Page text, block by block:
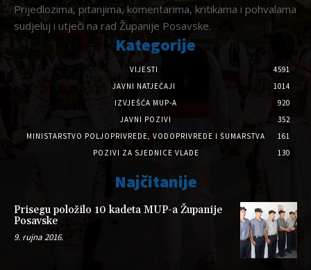
Prijedlozima, pitanjima, komentarima, kritikama i pohvalama
sudjeluj i utječi na rad Županije Posavske.
Kategorije
VIJESTI
4591
JAVNI NATJEČAJI
1014
IZVJEŠĆA MUP-A
920
JAVNI POZIVI
352
MINISTARSTVO POLJOPRIVREDE, VODOPRIVREDE I ŠUMARSTVA
161
POZIVI ZA SJEDNICE VLADE
130
Najčitanije
Prisegu položilo 10 kadeta MUP-a Županije
Posavske
9. rujna 2016.